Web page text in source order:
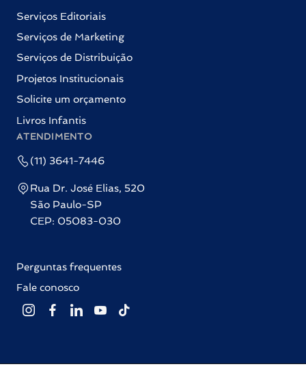
Serviços Editoriais
Serviços de Marketing
Serviços de Distribuição
Projetos Institucionais
Solicite um orçamento
Livros Infantis
ATENDIMENTO
(11) 3641-7446
Rua Dr. José Elias, 520
São Paulo-SP
CEP: 05083-030
Perguntas frequentes
Fale conosco